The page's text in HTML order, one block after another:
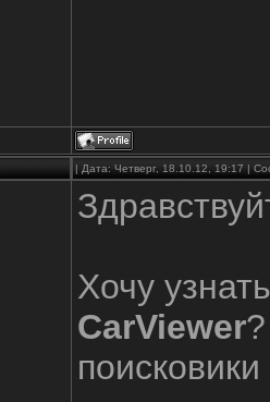
| Дата: Четверг, 18.10.12, 19:17 |
Хочу
CarViewer